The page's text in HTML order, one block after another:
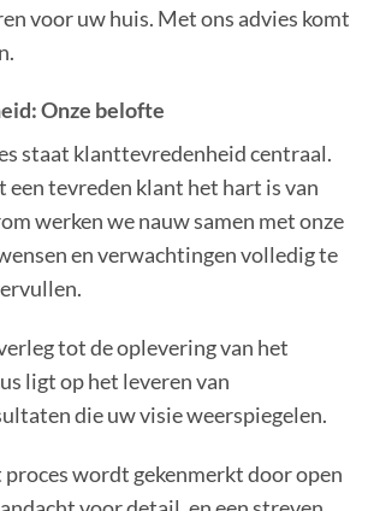
voor uw huis. Met ons advies komt
Onze belofte
staat klanttevredenheid centraal.
een tevreden klant het hart is van
werken we nauw samen met onze
en verwachtingen volledig te
tot de oplevering van het
ligt op het leveren van
die uw visie weerspiegelen.
proces wordt gekenmerkt door open